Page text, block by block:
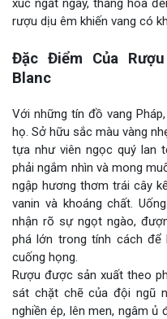
xúc ngất ngây, thăng hoa
rượu dịu êm khiến vang có
Đặc Điểm Của
Blanc
Với những tín đồ vang
họ. Sở hữu sắc màu vàng
tựa như viên ngọc quý lan
phải ngắm nhìn và mong
ngập hương thơm trái cây
vanin và khoáng chất.
nhận rõ sự ngọt ngào,
phá lớn trong tính cách để
cuống họng.
Rượu được sản xuất theo
sát chặt chẽ của đội ngũ
nghiền ép, lên men, ngâm